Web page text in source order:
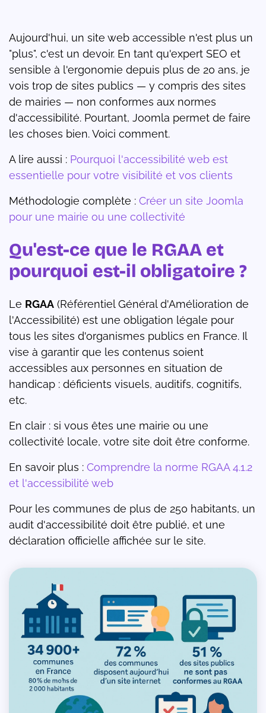
Aujourd'hui, un site web accessible n'est plus un
"plus", c'est un devoir. En tant qu'expert SEO et
sensible à l'ergonomie depuis plus de 20 ans, je
vois trop de sites publics — y compris des sites
de mairies — non conformes aux normes
d'accessibilité. Pourtant, Joomla permet de faire
les choses bien. Voici comment.
A lire aussi : Pourquoi l'accessibilité web est
essentielle pour votre visibilité et vos clients
Méthodologie complète : Créer un site Joomla
pour une mairie ou une collectivité
Qu'est-ce que le RGAA et
pourquoi est-il obligatoire ?
Le RGAA (Référentiel Général d'Amélioration de
l'Accessibilité) est une obligation légale pour
tous les sites d'organismes publics en France. Il
vise à garantir que les contenus soient
accessibles aux personnes en situation de
handicap : déficients visuels, auditifs, cognitifs,
etc.
En clair : si vous êtes une mairie ou une
collectivité locale, votre site doit être conforme.
En savoir plus : Comprendre la norme RGAA 4.1.2
et l'accessibilité web
Pour les communes de plus de 250 habitants, un
audit d'accessibilité doit être publié, et une
déclaration officielle affichée sur le site.